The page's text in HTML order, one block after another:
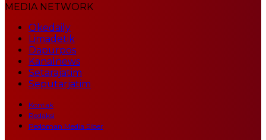
MEDIA NETWORK
Okedaily
Limadetik
Dapurpos
Kanalnews
Setarajatim
Seputarjatim
Kontak
Redaksi
Pedoman Media Siber